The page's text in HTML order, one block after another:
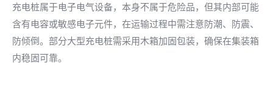
充电桩属于电子电气设备，本身不属于危险品，但其内部可能
含有电容或敏感电子元件，在运输过程中需注意防潮、防震、
防倾倒。部分大型充电桩需采用木箱加固包装，确保在集装箱
内稳固可靠。